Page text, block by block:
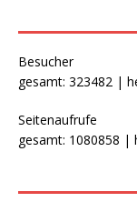
Besucher
gesamt: 323482 |
Seitenaufrufe
gesamt: 1080858 |